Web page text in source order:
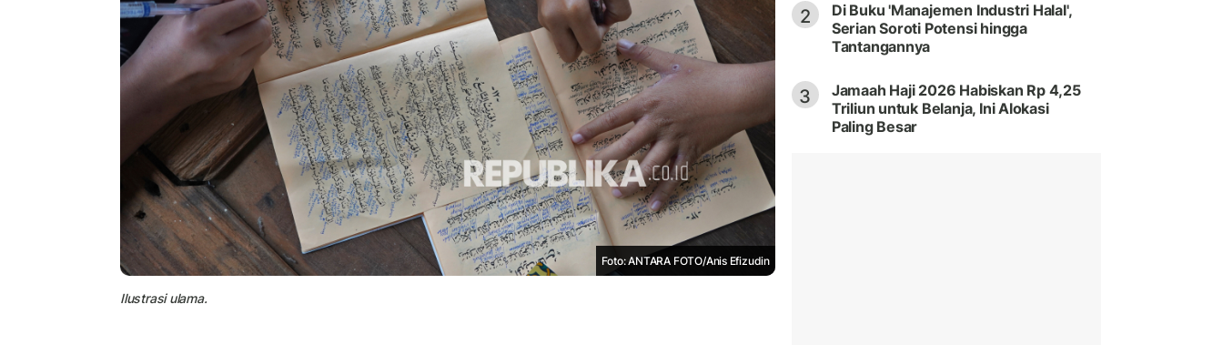
Foto: ANTARA FOTO/Anis Efizudin
Ilustrasi ulama.
2
Di Buku 'Manajemen Industri Halal',
Serian Soroti Potensi hingga
Tantangannya
3
Jamaah Haji 2026 Habiskan Rp 4,25
Triliun untuk Belanja, Ini Alokasi
Paling Besar